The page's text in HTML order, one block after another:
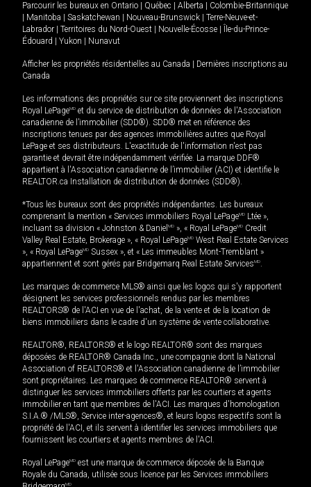
Parcourir les bureaux en Ontario Québec Alberta
Colombie-Britannique
Manitoba Saskatchewan Nouveau-Brunswick
Terre-Neuve-et-
Labrador
Territoires du Nord-Ouest Nouvelle-Écosse
Île-du-Prince-
Édouard
Yukon Nunavut
Afficher les propriétés résidentielles au Canada
Dernières inscriptions au
Canada
Les informations des propriétés sur ce site proviennent des inscriptions
Royal LePageMD et du service de distribution de données de l'Association
canadienne de l’immobilier (SDD®). SDD® met en référence des
inscriptions tenues par des agences immobilières autres que Royal
LePage et ses distributeurs. L'exactitude de l'information n'est pas
garantie et devrait être indépendamment vérifiée. La marque DDF®
appartient à l'Association canadienne de l’immobilier (ACI) et identifie le
REALTOR.ca Installation de distribution de données (SDD®).
*Tous les bureaux sont des propriétés indépendantes. Les bureaux
comprenant la mention « Services immobiliers Royal LePageMD Ltée »,
incluant sa division « Johnston & Daniel MD », « Royal LePageMD Credit
Valley Real Estate, Brokerage », « Royal LePageMD West Real Estate Services
», « Royal LePageMD Sussex », et « Les immeubles Mont-Tremblant »
appartiennent et sont gérés par Bridgemarq Real Estate ServicesMD.
Les marques de commerce MLS® ainsi que les logos qui s'y rapportent
désignent les services professionnels rendus par les membres
REALTORS® de l'ACI en vue de l'achat, de la vente et de la location de
biens immobiliers dans le cadre d'un système de vente collaborative.
REALTOR®, REALTORS® et le logo REALTOR® sont des marques
déposées de REALTOR® Canada Inc., une compagnie dont la National
Association of REALTORS® et l'Association canadienne de l’immobilier
sont propriétaires. Les marques de commerce REALTOR® servent à
distinguer les services immobiliers offerts par les courtiers et agents
immobilier en tant que membres de l'ACI. Les marques d'homologation
S.I.A.® /MLS®, Service inter-agences®, et leurs logos respectifs sont la
propriété de l'ACI, et ils servent à identifier les services immobiliers que
fournissent les courtiers et agents membres de l'ACI.
Royal LePageMD est une marque de commerce déposée de la Banque
Royale du Canada, utilisée sous licence par les Services immobiliers
MD